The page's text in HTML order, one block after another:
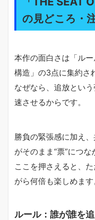
の見どころ・
本作の面白さは「ル
構造」の3点に集約さ
なぜなら、追放とい
速させるからです。
勝負の緊張感に加え
がそのまま“票”につな
ここを押さえると、
がら何倍も楽しめます
ルール：誰が誰を